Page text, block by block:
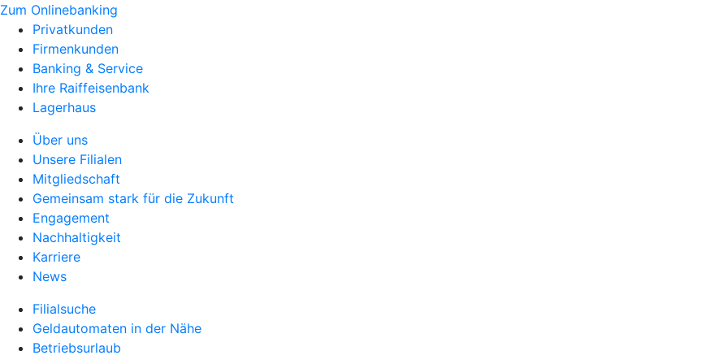
Zum Onlinebanking
Privatkunden
Firmenkunden
Banking & Service
Ihre Raiffeisenbank
Lagerhaus
Über uns
Unsere Filialen
Mitgliedschaft
Gemeinsam stark für die Zukunft
Engagement
Nachhaltigkeit
Karriere
News
Filialsuche
Geldautomaten in der Nähe
Betriebsurlaub